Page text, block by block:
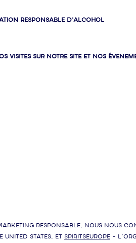
RESPONSABLE D'ALCOHOL
VISITES SUR NOTRE SITE ET NOS
responsable, nous nous
States, et spiritsEUROPE -